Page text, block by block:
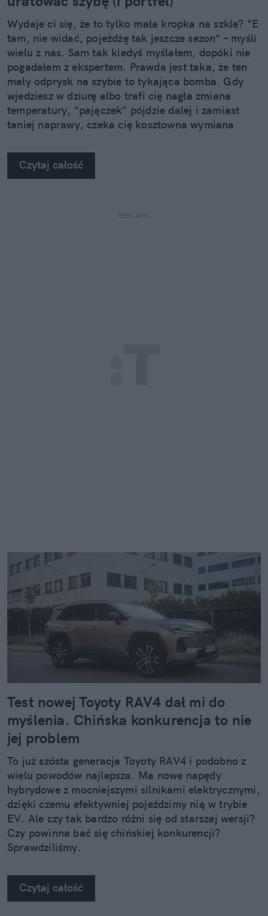
Wydaje ci się, że to tylko mała kropka na szkle? "E
tam, nie widać, pojeżdżę tak jeszcze sezon" – myśli
wielu z nas. Sam tak kiedyś myślałem, dopóki nie
pogadałem z ekspertem. Prawda jest taka, że ten
mały odprysk na szybie to tykająca bomba. Gdy
wjedziesz w dziurę albo trafi cię nagła zmiana
temperatury, "pajączek" pójdzie dalej i zamiast
taniej naprawy, czeka cię kosztowna wymiana
na własne oczy zobaczyć, jak profesjonaliści radzą
sobie z takimi uszkodzeniami.
Czytaj całość
REKLAMA
Test nowej Toyoty RAV4 dał mi do
myślenia. Chińska konkurencja to nie
jej problem
To już szósta generacja Toyoty RAV4 i podobno z
wielu powodów najlepsza. Ma nowe napędy
hybrydowe z mocniejszymi silnikami elektrycznymi,
dzięki czemu efektywniej pojeździmy nią w trybie
EV. Ale czy tak bardzo różni się od starszej wersji?
Czy powinna bać się chińskiej konkurencji?
Sprawdziliśmy.
Czytaj całość